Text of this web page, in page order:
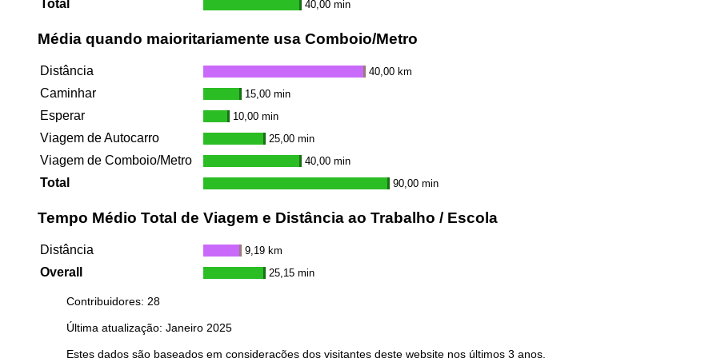
Total 40,00 min
Média quando maioritariamente usa Comboio/Metro
Distância 40,00 km
Caminhar 15,00 min
Esperar 10,00 min
Viagem de Autocarro 25,00 min
Viagem de Comboio/Metro 40,00 min
Total 90,00 min
Tempo Médio Total de Viagem e Distância ao Trabalho / Escola
Distância 9,19 km
Overall 25,15 min
Contribuidores: 28
Última atualização: Janeiro 2025
Estes dados são baseados em considerações dos visitantes deste website nos últimos 3 anos.